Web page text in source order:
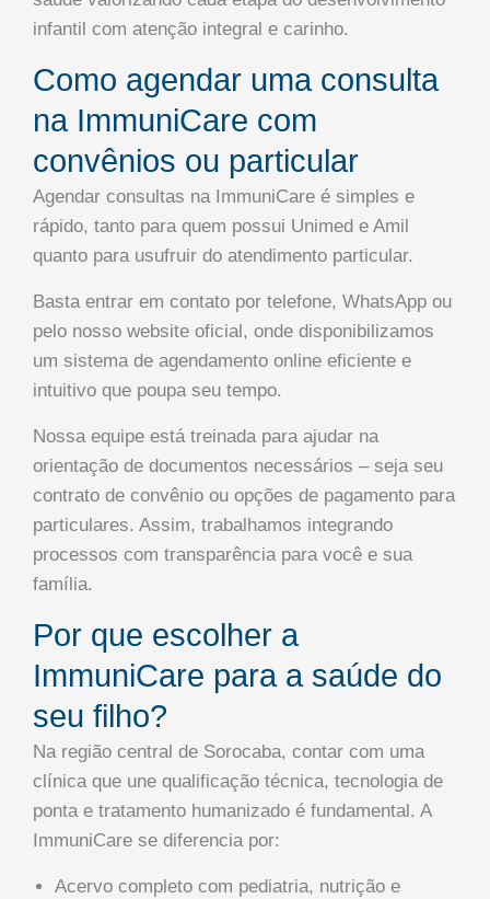
infantil com atenção integral e carinho.
Como agendar uma consulta
na ImmuniCare com
convênios ou particular
Agendar consultas na ImmuniCare é simples e
rápido, tanto para quem possui Unimed e Amil
quanto para usufruir do atendimento particular.
Basta entrar em contato por telefone, WhatsApp ou
pelo nosso website oficial, onde disponibilizamos
um sistema de agendamento online eficiente e
intuitivo que poupa seu tempo.
Nossa equipe está treinada para ajudar na
orientação de documentos necessários – seja seu
contrato de convênio ou opções de pagamento para
particulares. Assim, trabalhamos integrando
processos com transparência para você e sua
família.
Por que escolher a
ImmuniCare para a saúde do
seu filho?
Na região central de Sorocaba, contar com uma
clínica que une qualificação técnica, tecnologia de
ponta e tratamento humanizado é fundamental. A
ImmuniCare se diferencia por:
Acervo completo com pediatria, nutrição e